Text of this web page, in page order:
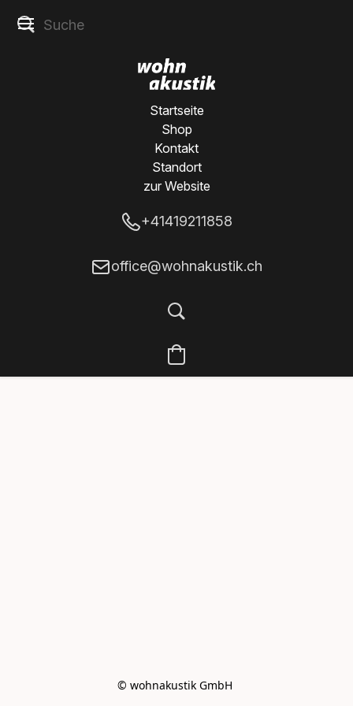
Startseite
Shop
Kontakt
Standort
zur Website
+41419211858
office@wohnakustik.ch
© wohnakustik GmbH